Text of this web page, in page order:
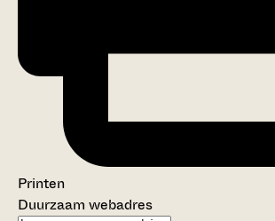
Printen
Duurzaam webadres